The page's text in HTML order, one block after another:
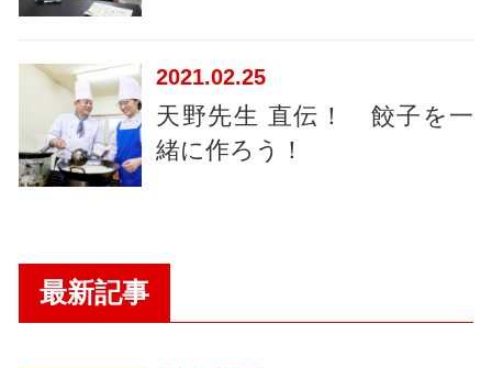
2021 02.25
天野先生 直伝！ 餃子を一
緒に作ろう！
最新記事